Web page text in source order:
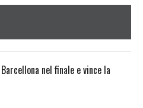
nel finale e vince la